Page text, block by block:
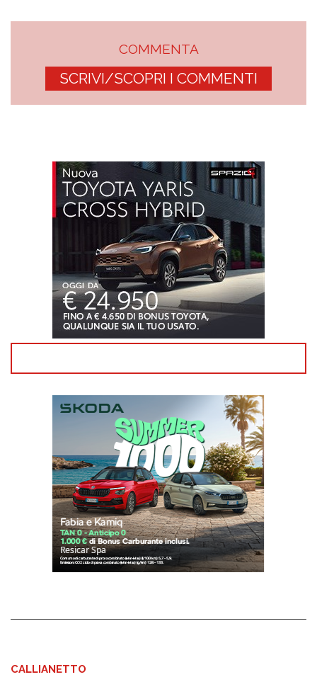
COMMENTA
SCRIVI/SCOPRI I COMMENTI
CALLIANETTO